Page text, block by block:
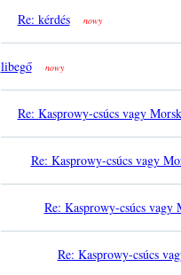
Re: kérdés nowy
libegő nowy
Re: Kasprowy-csúcs vagy
Re: Kasprowy-csúcs vagy
Re: Kasprowy-csúcs vagy
Re: Kasprowy-csúcs